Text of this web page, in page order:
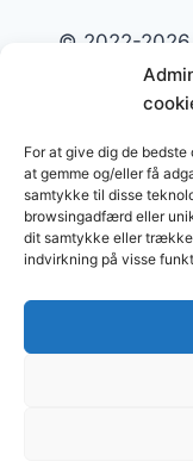
For at give dig de
at gemme og/eller få
samtykke til disse
browsingadfærd eller
dit samtykke eller
indvirkning på visse
© 2022-2026
Restaurant